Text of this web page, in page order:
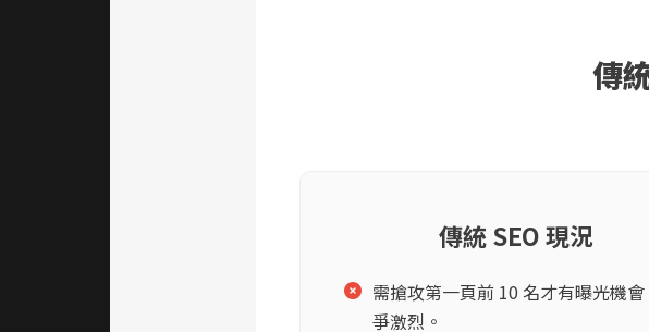
傳
傳統 SEO 現況
需搶攻第一頁前 10 名才有曝光機
爭激烈。